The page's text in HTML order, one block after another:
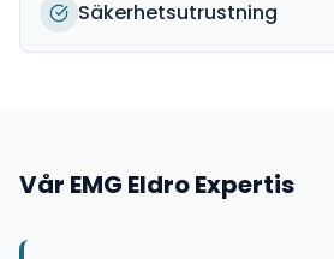
Säkerhetsutrustning
Vår EMG EldroExpertis